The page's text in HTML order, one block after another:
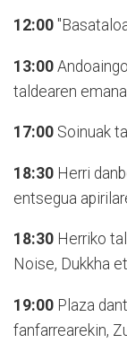
12:00
13:00
taldearen
17:00 Soinuak
18:30 Herri
entsegua
18:30 Herriko
Noise, Dukkha
19:00 Plaza
fanfarrearekin,